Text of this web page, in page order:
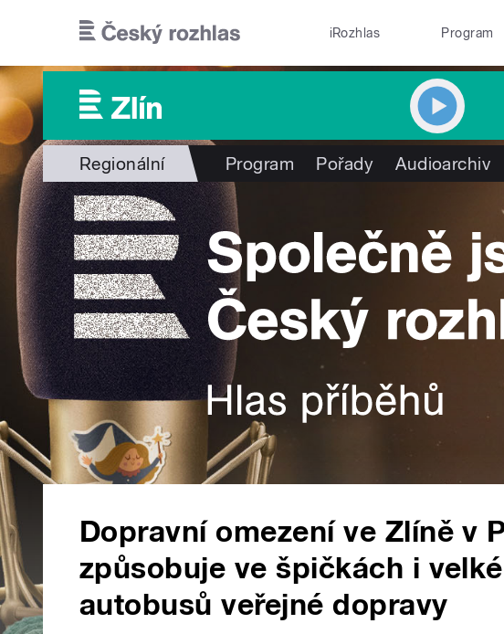
iRozhlas Program
Regionální Program Pořady Audioarchiv
Dopravní omezení ve Zlíně v
způsobuje ve špičkách i
autobusů veřejné dopravy